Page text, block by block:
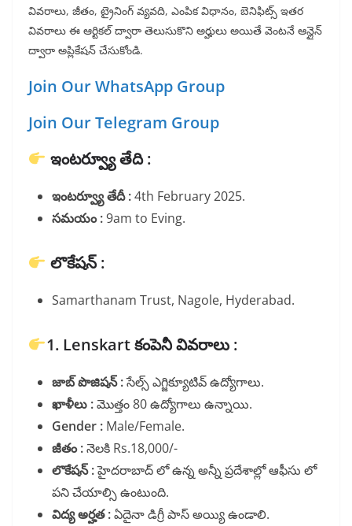
వివరాలు, జీతం, ట్రైనింగ్ వ్యవది, ఎంపిక విధానం, బెనిఫిట్స్ ఇతర
వివరాలు ఈ ఆర్టికల్ ద్వారా తెలుసుకొని అర్హులు అయితే వెంటనే ఆన్లైన్
ద్వారా అప్లికేషన్ చేసుకోండి.
Join Our WhatsApp Group
Join Our Telegram Group
ఇంటర్వ్యూ తేది :
ఇంటర్వ్యూ తేదీ :4th February 2025.
సమయం :9am to Eving.
లొకేషన్ :
Samarthanam Trust, Nagole, Hyderabad.
1. Lenskart కంపెనీ వివరాలు :
జాబ్ పొజిషన్ :సేల్స్ ఎగ్జిక్యూటివ్ ఉద్యోగాలు.
ఖాళీలు :మొత్తం 80 ఉద్యోగాలు ఉన్నాయి.
Gender : Male/Female.
జీతం :నెలకి Rs.18,000/-
లొకేషన్ :హైదరాబాద్ లో ఉన్న అన్నీ ప్రదేశాల్లో ఆఫీసు లో
పని చేయాల్సి ఉంటుంది.
విద్య అర్హత :ఏదైనా డిగ్రీ పాస్ అయ్యి ఉండాలి.